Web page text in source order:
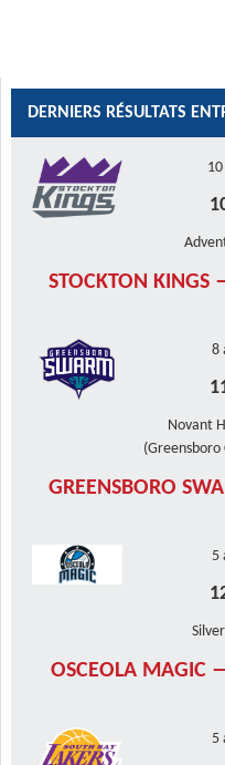
DERNIERS RÉSULTATS
STOCKTON KINGS
8
Novant
(Greensboro
GREENSBORO
5
OSCEOLA MAGIC
5